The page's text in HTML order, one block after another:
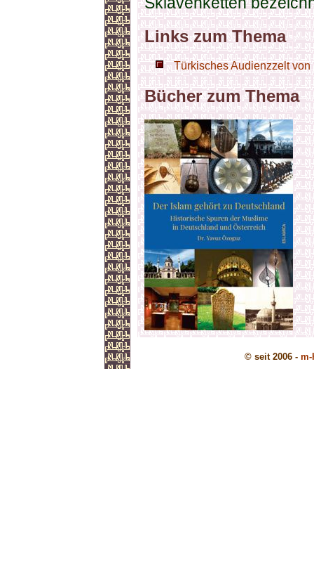
Links zum Thema
Türkisches Audienzzelt
Bücher zum Thema
© seit 2006 - m-